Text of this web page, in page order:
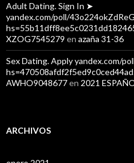
Adult Dating. Sign In ➤
yandex.com/poll/
XZOG7545279 en azaña 31-36
Sex Dating. Apply yandex.com/
AWHO9048677en 2021
ARCHIVOS